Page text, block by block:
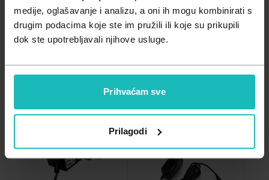
medije, oglašavanje i analizu, a oni ih mogu kombinirati s
drugim podacima koje ste im pružili ili koje su prikupili
dok ste upotrebljavali njihove usluge.
Prihvaćam sve
Prilagodi
Zdravlje muškarca
Zdravlje žene
Minerali
Probiotici i prebiotici
Važna obavijest prema Zakonu o zaštiti potrošača.
Filtriraj Relevantnost
Najniža cijena
Najviša cijena